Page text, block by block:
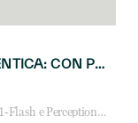
CYBERSECURITY AGENTICA: CON PERCEPTION E MAI-CYBER-1-FLASH MICROSOFT APRE NUOVI SERVIZI PER IL CANALE
Microsoft lancia MAI-Cyber-1-Flash e Perception: cybersecurity agentica in preview dal 3 novembre. Cosa cambia per MSP, system integrator e reseller.